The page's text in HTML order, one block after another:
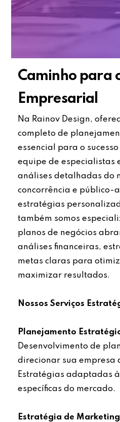
Caminho para
Empresarial
Na Rainov Design,
completo de
essencial para o
equipe de especialistas
análises detalhadas do
concorrência e público-
estratégias
também somos
planos de negócios
análises financeiras,
metas claras para
maximizar resultados.
Nossos Serviços
Planejamento
Desenvolvimento de
direcionar sua empresa
Estratégias adaptadas
específicas do mercado.
Estratégia de